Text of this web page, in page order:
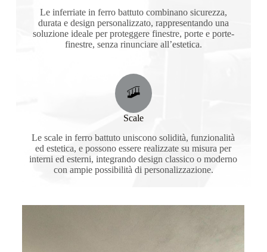
Le inferriate in ferro battuto combinano sicurezza,
durata e design personalizzato, rappresentando una
soluzione ideale per proteggere finestre, porte e porte-
finestre, senza rinunciare all’estetica.
Scale
Le scale in ferro battuto uniscono solidità, funzionalità
ed estetica, e possono essere realizzate su misura per
interni ed esterni, integrando design classico o moderno
con ampie possibilità di personalizzazione.